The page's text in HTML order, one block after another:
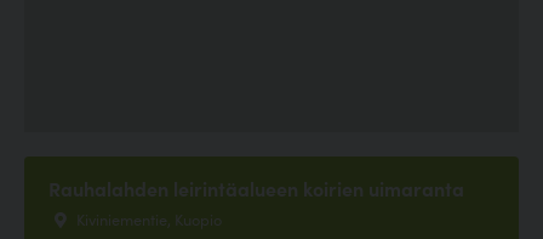
Rauhalahden leirintäalueen koirien uimaranta
Kiviniementie, Kuopio